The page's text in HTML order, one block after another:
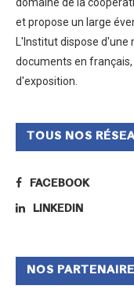
et propose un large
L'Institut dispose
documents en
d'exposition.
TOUS NOS
FACEBOOK
LINKEDIN
NOS